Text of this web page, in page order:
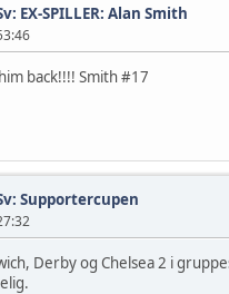
EX-SPILLER: Alan Smith
back!!!! Smith #17
Supportercupen
Derby og Chelsea 2 i